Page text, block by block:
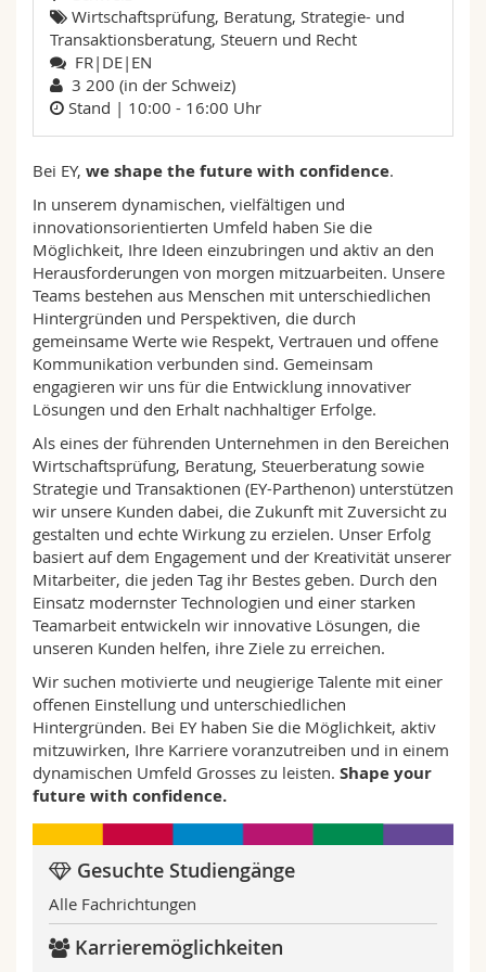
Math.-Nat. und Med. Fak.
Interfakultär
Mitarbeitende
Doktorierende
Webmail
Vorlesungsverzeichnis
MyUnifr
Wirtschaftsprüfung, Beratung, Strategie- und
Transaktionsberatung, Steuern und Recht
FR|DE|EN
3 200 (in der Schweiz)
Stand | 10:00 - 16:00 Uhr
Bei EY, weshape the future with confidence.
In unserem dynamischen, vielfältigen und
innovationsorientierten Umfeld haben Sie die
Möglichkeit, Ihre Ideen einzubringen und aktiv an den
Herausforderungen von morgen mitzuarbeiten. Unsere
Teams bestehen aus Menschen mit unterschiedlichen
Hintergründen und Perspektiven, die durch
gemeinsame Werte wie Respekt, Vertrauen und offene
Kommunikation verbunden sind. Gemeinsam
engagieren wir uns für die Entwicklung innovativer
Lösungen und den Erhalt nachhaltiger Erfolge.
Als eines der führenden Unternehmen in den Bereichen
Wirtschaftsprüfung, Beratung, Steuerberatung sowie
Strategie und Transaktionen (EY-Parthenon) unterstützen
wir unsere Kunden dabei, die Zukunft mit Zuversicht zu
gestalten und echte Wirkung zu erzielen. Unser Erfolg
basiert auf dem Engagement und der Kreativität unserer
Mitarbeiter, die jeden Tag ihr Bestes geben. Durch den
Einsatz modernster Technologien und einer starken
Teamarbeit entwickeln wir innovative Lösungen, die
unseren Kunden helfen, ihre Ziele zu erreichen.
Wir suchen motivierte und neugierige Talente mit einer
offenen Einstellung und unterschiedlichen
Hintergründen. Bei EY haben Sie die Möglichkeit, aktiv
mitzuwirken, Ihre Karriere voranzutreiben und in einem
dynamischen Umfeld Grosses zu leisten. Shapeyour
futurewith confidence.
Gesuchte Studiengänge
Alle Fachrichtungen
Karrieremöglichkeiten